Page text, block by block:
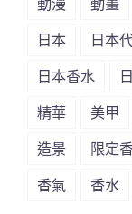
動漫 動畫
日本 日本
日本香水
精華 美甲
造景 限定
香氣 香水